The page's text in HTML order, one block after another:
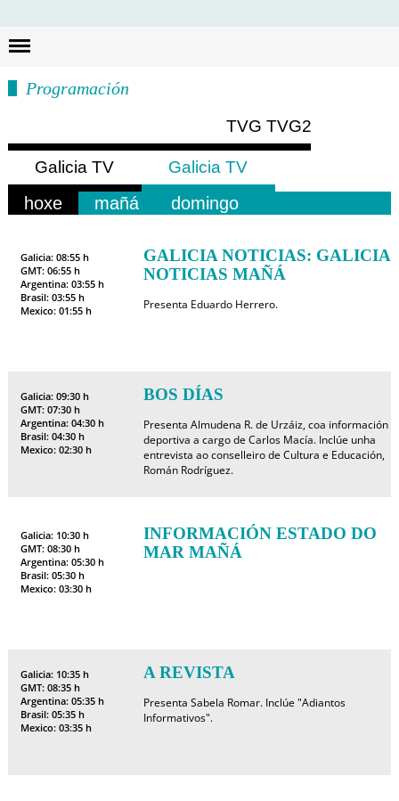
Programación
TVG TVG2
Galicia TV
Europa
Galicia TV
América
hoxe mañá domingo
Galicia: 08:55 h
GMT: 06:55 h
Argentina: 03:55 h
Brasil: 03:55 h
Mexico: 01:55 h
GALICIA NOTICIAS: GALICIA
NOTICIAS MAÑÁ
Presenta Eduardo Herrero.
Galicia: 09:30 h
GMT: 07:30 h
Argentina: 04:30 h
Brasil: 04:30 h
Mexico: 02:30 h
BOS DÍAS
Presenta Almudena R. de Urzáiz, coa información
deportiva a cargo de Carlos Macía. Inclúe unha
entrevista ao conselleiro de Cultura e Educación,
Román Rodríguez.
Galicia: 10:30 h
GMT: 08:30 h
Argentina: 05:30 h
Brasil: 05:30 h
Mexico: 03:30 h
INFORMACIÓN ESTADO DO
MAR MAÑÁ
Galicia: 10:35 h
GMT: 08:35 h
Argentina: 05:35 h
Brasil: 05:35 h
Mexico: 03:35 h
A REVISTA
Presenta Sabela Romar. Inclúe "Adiantos
Informativos".